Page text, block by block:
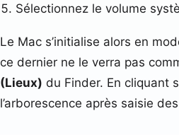
Sélectionnez le volume
Le Mac s’initialise alors en
ce dernier ne le verra pas
(Lieux) du Finder. En cliquant
l’arborescence après saisie